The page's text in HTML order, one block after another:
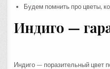
Будем помнить про цветы,
Индиго —
Индиго — поразительный цвет